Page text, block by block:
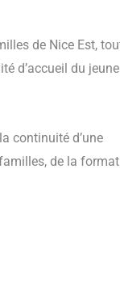
de Nice Est,
d’accueil du jeune
continuité d’une
de la